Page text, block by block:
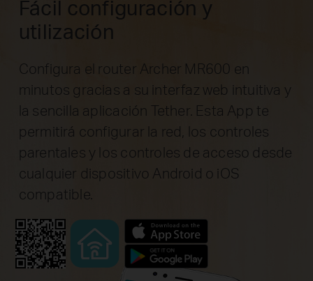
Fácil configuración y
utilización
Configura el router Archer MR600 en
minutos gracias a su interfaz web intuitiva y
la sencilla aplicación Tether. Esta App te
permitirá configurar la red, los controles
parentales y los controles de acceso desde
cualquier dispositivo Android o iOS
compatible.